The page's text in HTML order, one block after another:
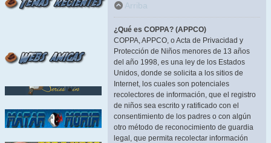
Arriba
¿Qué es COPPA? (APPCO)
COPPA, APPCO, o Acta de Privacidad y
Protección de Niños menores de 13 años
del año 1998, es una ley de los Estados
Unidos, donde se solicita a los sitios de
Internet, los cuales son potenciales
recolectores de información, que el registro
de niños sea escrito y ratificado con el
consentimiento de los padres o con algún
otro método de reconocimiento de guardia
legal, que permita recolectar información